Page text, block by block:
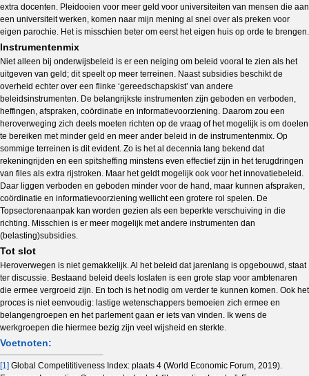
extra docenten. Pleidooien voor meer geld voor universiteiten van mensen die aan
een universiteit werken, komen naar mijn mening al snel over als preken voor
eigen parochie. Het is misschien beter om eerst het eigen huis op orde te brengen.
Instrumentenmix
Niet alleen bij onderwijsbeleid is er een neiging om beleid vooral te zien als het
uitgeven van geld; dit speelt op meer terreinen. Naast subsidies beschikt de
overheid echter over een flinke ‘gereedschapskist’ van andere
beleidsinstrumenten. De belangrijkste instrumenten zijn geboden en verboden,
heffingen, afspraken, coördinatie en informatievoorziening. Daarom zou een
heroverweging zich deels moeten richten op de vraag of het mogelijk is om doelen
te bereiken met minder geld en meer ander beleid in de instrumentenmix. Op
sommige terreinen is dit evident. Zo is het al decennia lang bekend dat
rekeningrijden en een spitsheffing minstens even effectief zijn in het terugdringen
van files als extra rijstroken. Maar het geldt mogelijk ook voor het innovatiebeleid.
Daar liggen verboden en geboden minder voor de hand, maar kunnen afspraken,
coördinatie en informatievoorziening wellicht een grotere rol spelen. De
Topsectorenaanpak kan worden gezien als een beperkte verschuiving in die
richting. Misschien is er meer mogelijk met andere instrumenten dan
(belasting)subsidies.
Tot slot
Heroverwegen is niet gemakkelijk. Al het beleid dat jarenlang is opgebouwd, staat
ter discussie. Bestaand beleid deels loslaten is een grote stap voor ambtenaren
die ermee vergroeid zijn. En toch is het nodig om verder te kunnen komen. Ook het
proces is niet eenvoudig: lastige wetenschappers bemoeien zich ermee en
belangengroepen en het parlement gaan er iets van vinden. Ik wens de
werkgroepen die hiermee bezig zijn veel wijsheid en sterkte.
Voetnoten:
[1] Global Competititiveness Index: plaats 4 (World Economic Forum, 2019).